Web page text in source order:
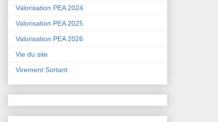
Valorisation PEA 2024
Valorisation PEA 2025
Valorisation PEA 2026
Vie du site
Virement Sortant